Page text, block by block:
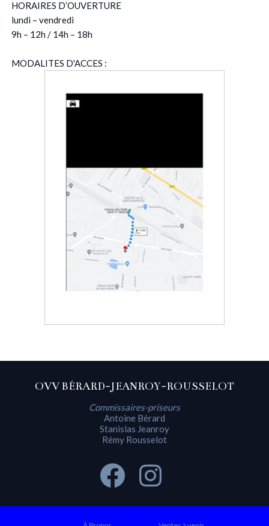
HORAIRES D’OUVERTURE
lundi – vendredi
9h – 12h / 14h – 18h
MODALITES D'ACCES :
OVV BÉRARD-JEANROY-ROUSSELOT
Commissaires-priseurs
Antoine Bérard
Stanislas Jeanroy
Rémy Rousselot